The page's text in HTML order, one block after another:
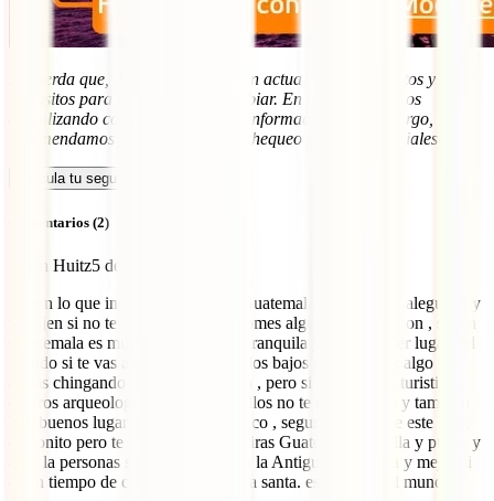
Recuerda que, debido a la situación actual, los documentos y
requisitos para viajar pueden cambiar. En IATI trabajamos
actualizando constantemente esta información. Sin embargo,
recomendamos siempre hacer un chequeo en fuentes oficiales.
Calcula tu seguro
Comentarios (2)
Esvin Huitz5 de junio de 2024
Segun lo que indica aqui , uta en Guatemala de roban te taleguean y
te cojen si no tenes cuidado, y si comes algo te pones cagon , saben
Guatemala es muy bella y es muy tranquila y en cualquier lugar del
mundo si te vas a meter a los mundos bajos te va a pasar algo y si
andas chingando de noche tambien , pero si vas a zonas turisticas,
centros arqueologicos y lugares bellos no te pasara nada y tambien
hay buenos lugares donde comer rico , segun lo que dice este blog
es bonito pero te va mal , son mentiras Guatemala es bella y punto y
aqui la personas son buenas visiten la Antigua Guatemla y mejor si
es en tiempo de cuarezma y semana santa. es unica en el mundo ,